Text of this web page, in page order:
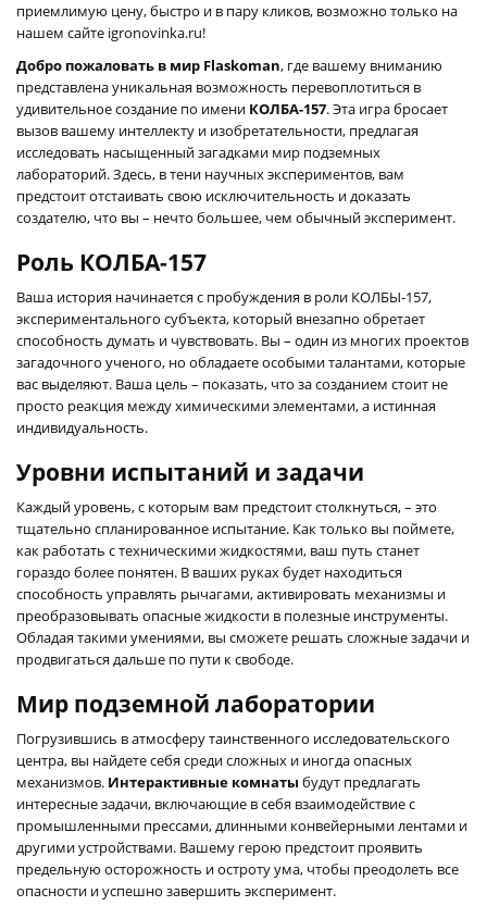
приемлимую цену, быстро и в пару кликов, возможно только на
нашем сайте igronovinka.ru!
Добро пожаловать в мир Flaskoman, где вашему вниманию
представлена уникальная возможность перевоплотиться в
удивительное создание по имени КОЛБА-157. Эта игра бросает
вызов вашему интеллекту и изобретательности, предлагая
исследовать насыщенный загадками мир подземных
лабораторий. Здесь, в тени научных экспериментов, вам
предстоит отстаивать свою исключительность и доказать
создателю, что вы – нечто большее, чем обычный эксперимент.
Роль КОЛБА-157
Ваша история начинается с пробуждения в роли КОЛБЫ-157,
экспериментального субъекта, который внезапно обретает
способность думать и чувствовать. Вы – один из многих проектов
загадочного ученого, но обладаете особыми талантами, которые
вас выделяют. Ваша цель – показать, что за созданием стоит не
просто реакция между химическими элементами, а истинная
индивидуальность.
Уровни испытаний и задачи
Каждый уровень, с которым вам предстоит столкнуться, – это
тщательно спланированное испытание. Как только вы поймете,
как работать с техническими жидкостями, ваш путь станет
гораздо более понятен. В ваших руках будет находиться
способность управлять рычагами, активировать механизмы и
преобразовывать опасные жидкости в полезные инструменты.
Обладая такими умениями, вы сможете решать сложные задачи и
продвигаться дальше по пути к свободе.
Мир подземной лаборатории
Погрузившись в атмосферу таинственного исследовательского
центра, вы найдете себя среди сложных и иногда опасных
механизмов. Интерактивные комнаты будут предлагать
интересные задачи, включающие в себя взаимодействие с
промышленными прессами, длинными конвейерными лентами и
другими устройствами. Вашему герою предстоит проявить
предельную осторожность и остроту ума, чтобы преодолеть все
опасности и успешно завершить эксперимент.